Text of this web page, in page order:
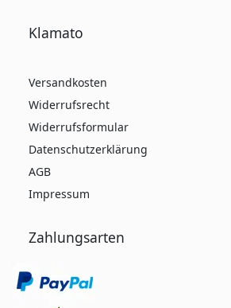
Klamato
Versandkosten
Widerrufsrecht
Widerrufsformular
Datenschutzerklärung
AGB
Impressum
Zahlungsarten